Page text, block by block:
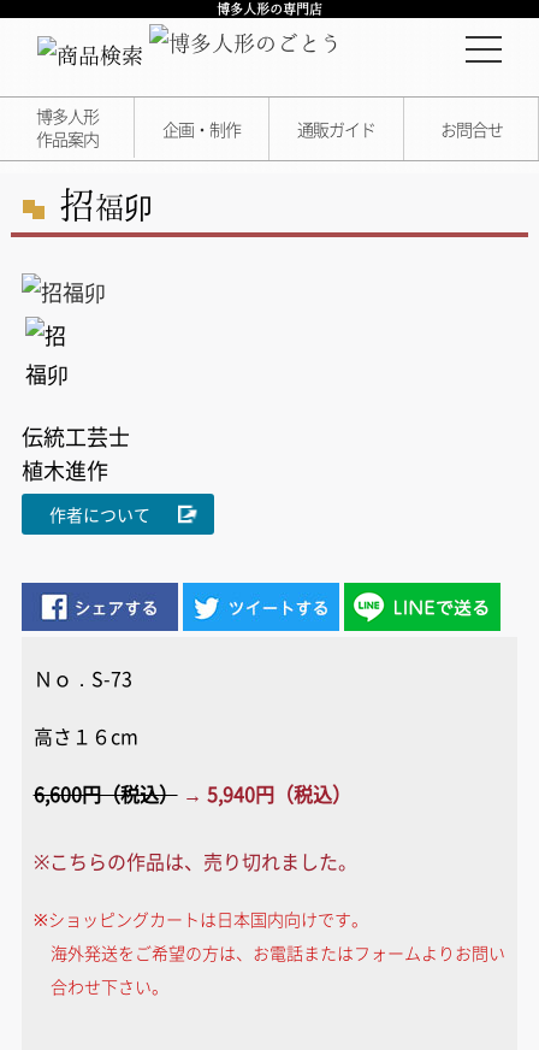
博多人形の専門店
博多人形
作品案内
企画・制作 通販ガイド お問合せ
招福卯
伝統工芸士
植木進作
作者について
Ｎｏ．S-73
高さ１６cm
6,600円（税込）→ 5,940円（税込）
※こちらの作品は、売り切れました。
※ショッピングカートは日本国内向けです。
海外発送をご希望の方は、お電話またはフォームよりお問い
合わせ下さい。